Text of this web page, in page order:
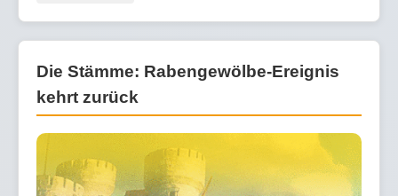
Die Stämme: Rabengewölbe-Ereignis
kehrt zurück